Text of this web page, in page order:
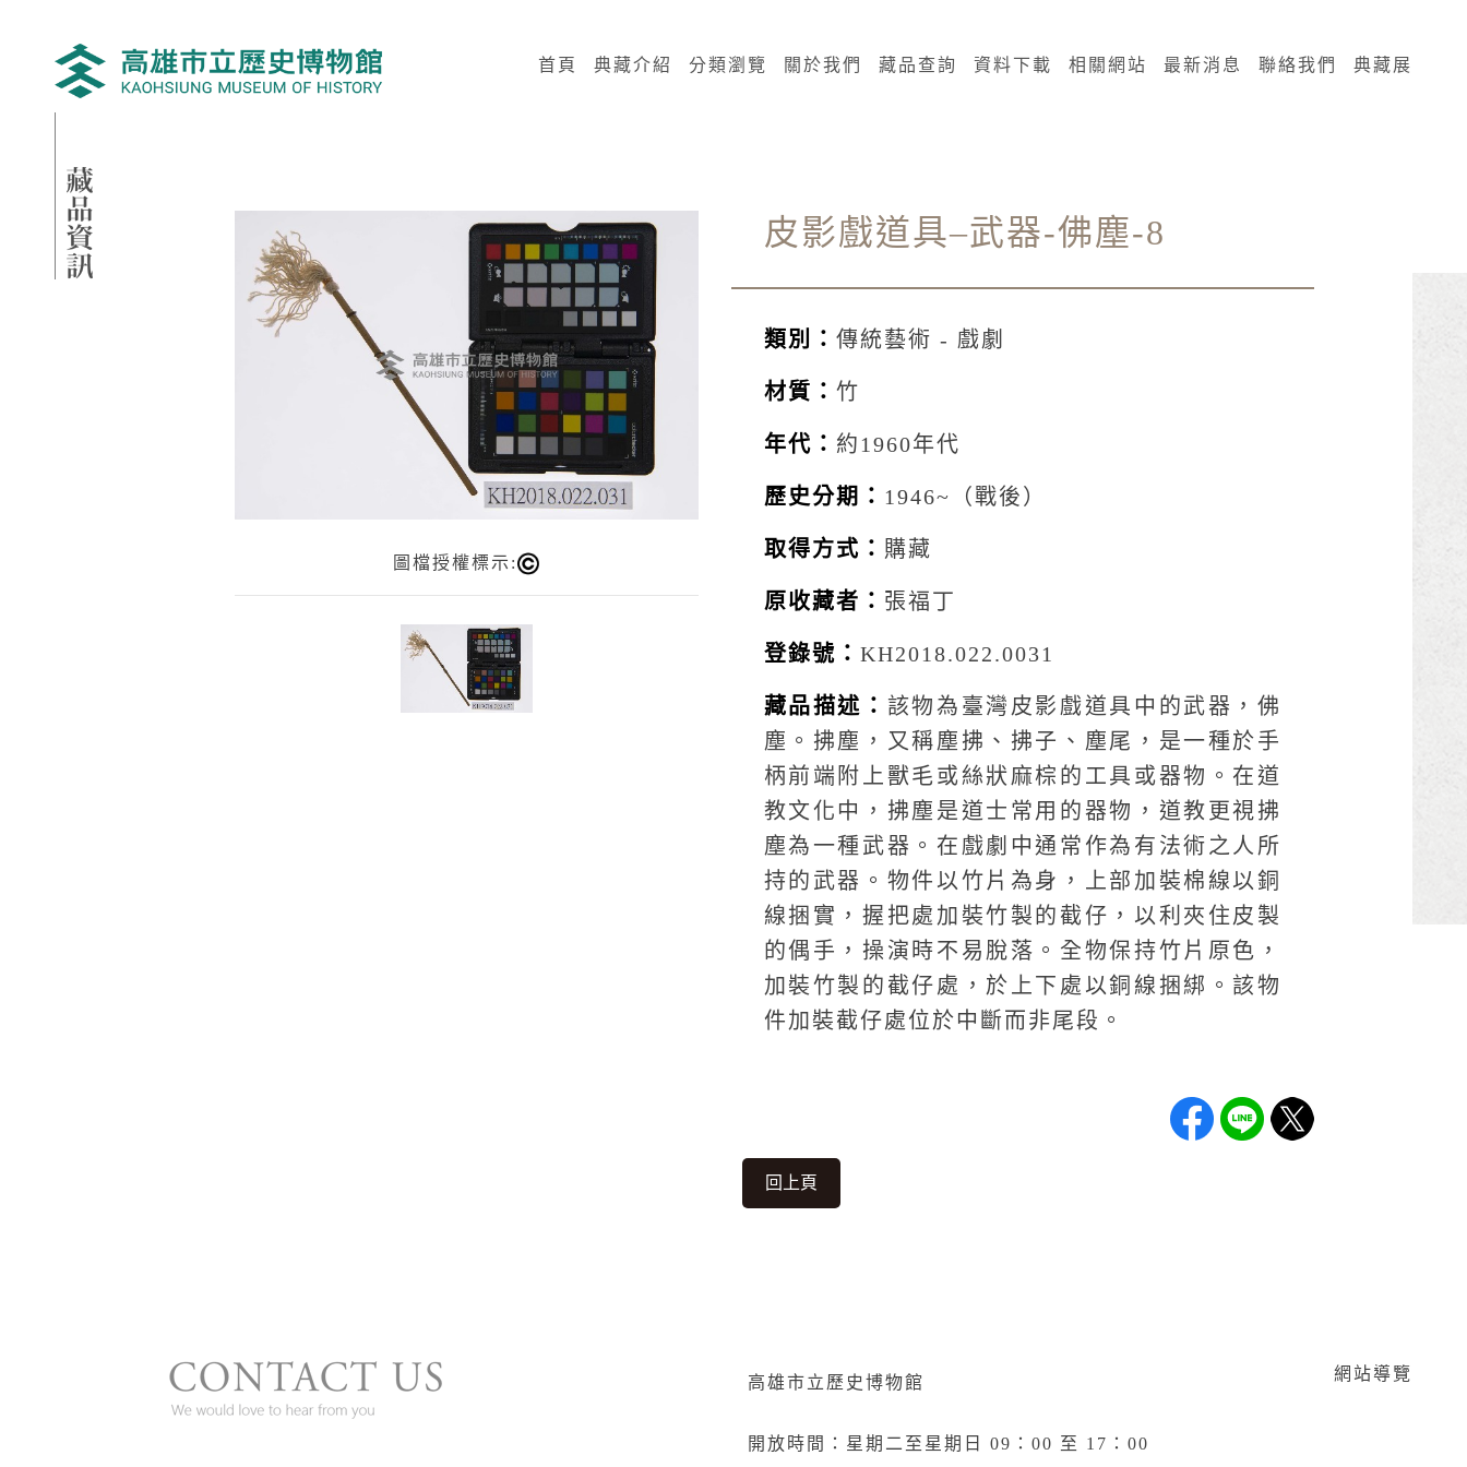
高雄市立歷史博物館
網頁導覽
首頁 典藏介紹 分類瀏覽 關於我們 藏品查詢 資料下載 相關網站 最新消息 聯絡我們 典藏展
圖檔授權標示:
皮影戲道具–武器-佛塵-8
類別： 傳統藝術 - 戲劇
材質： 竹
年代： 約1960年代
歷史分期： 1946~（戰後）
取得方式： 購藏
原收藏者： 張福丁
登錄號： KH2018.022.0031
藏品描述： 該物為臺灣皮影戲道具中的武器，佛
塵。拂塵，又稱塵拂、拂子、塵尾，是一種於手
柄前端附上獸毛或絲狀麻棕的工具或器物。在道
教文化中，拂塵是道士常用的器物，道教更視拂
塵為一種武器。在戲劇中通常作為有法術之人所
持的武器。物件以竹片為身，上部加裝棉線以銅
線捆實，握把處加裝竹製的截仔，以利夾住皮製
的偶手，操演時不易脫落。全物保持竹片原色，
加裝竹製的截仔處，於上下處以銅線捆綁。該物
件加裝截仔處位於中斷而非尾段。
回上頁
高雄市立歷史博物館
開放時間：星期二至星期日 09：00 至 17：00
網站導覽